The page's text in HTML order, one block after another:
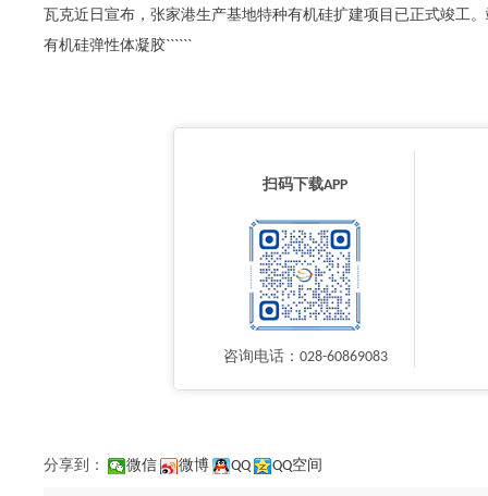
瓦克近日宣布，张家港生产基地特种有机硅扩建项目已正式竣工
有机硅弹性体凝胶``````
扫码下载APP
咨询电话：028-60869083
分享到： 微信 微博 QQ QQ空间